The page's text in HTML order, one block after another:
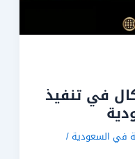
في تنفيذ
في السعودية /